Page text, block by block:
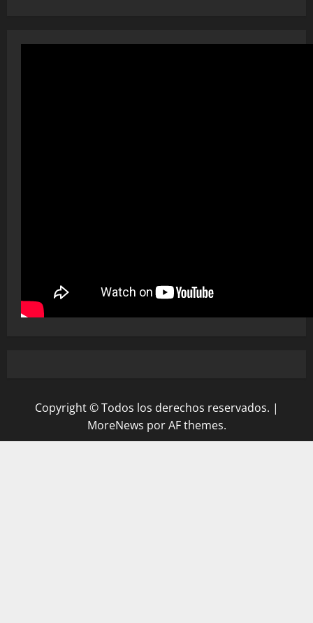
Copyright © Todos los derechos reservados. |
MoreNews por AF themes.